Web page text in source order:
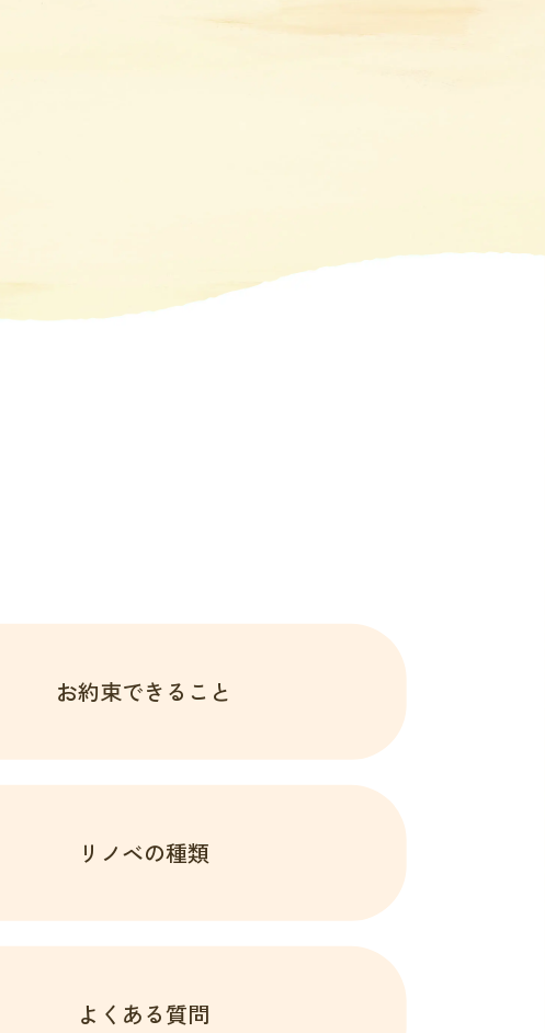
お約束できること
リノベの種類
よくある質問